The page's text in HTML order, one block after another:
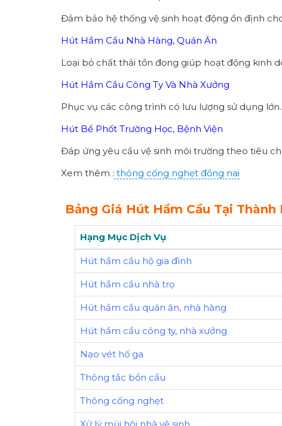
Đảm bảo hệ thống vệ sinh hoạt động ổn định
Hút Hầm Cầu Nhà Hàng, Quán Ăn
Loại bỏ chất thải tồn đọng giúp hoạt động kinh
Hút Hầm Cầu Công Ty Và Nhà Xưởng
Phục vụ các công trình có lưu lượng sử dụng lớn.
Hút Bể Phốt Trường Học, Bệnh Viện
Đáp ứng yêu cầu vệ sinh môi trường theo tiêu
Xem thêm : thông cống nghẹt đồng nai
Bảng Giá Hút Hầm Cầu Tại
Hạng Mục Dịch Vụ
Hút hầm cầu hộ gia đình
Hút hầm cầu nhà trọ
Hút hầm cầu quán ăn, nhà hàng
Hút hầm cầu công ty, nhà xưởng
Nạo vét hố ga
Thông tắc bồn cầu
Thông cống nghẹt
Xử lý mùi hôi nhà vệ sinh